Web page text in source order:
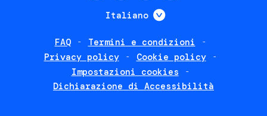
Italiano Mostra ulteriori
FAQ
Termini e condizioni
Privacy policy
Cookie policy
Impostazioni cookies
Dichiarazione di Accessibilità